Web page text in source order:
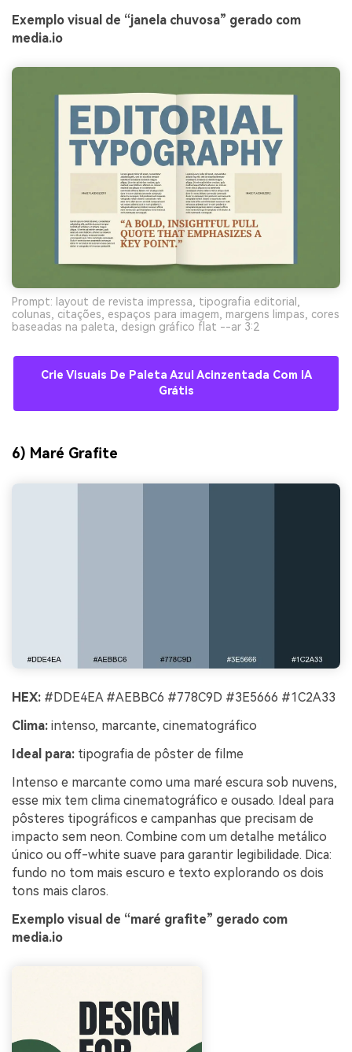
Exemplo visual de “janela chuvosa” gerado com
media.io
Prompt: layout de revista impressa, tipografia editorial,
colunas, citações, espaços para imagem, margens limpas, cores
baseadas na paleta, design gráfico flat --ar 3:2
Crie Visuais De Paleta Azul Acinzentada Com IA
Grátis
6) Maré Grafite
HEX: #DDE4EA #AEBBC6 #778C9D #3E5666 #1C2A33
Clima: intenso, marcante, cinematográfico
Ideal para: tipografia de pôster de filme
Intenso e marcante como uma maré escura sob nuvens,
esse mix tem clima cinematográfico e ousado. Ideal para
pôsteres tipográficos e campanhas que precisam de
impacto sem neon. Combine com um detalhe metálico
único ou off-white suave para garantir legibilidade. Dica:
fundo no tom mais escuro e texto explorando os dois
tons mais claros.
Exemplo visual de “maré grafite” gerado com
media.io